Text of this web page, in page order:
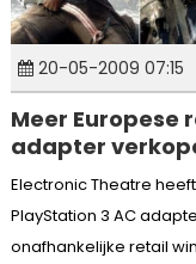
20-05-2009 07:15
Meer Europese
adapter
Electronic Theatre
PlayStation 3 AC
onafhankelijke retail